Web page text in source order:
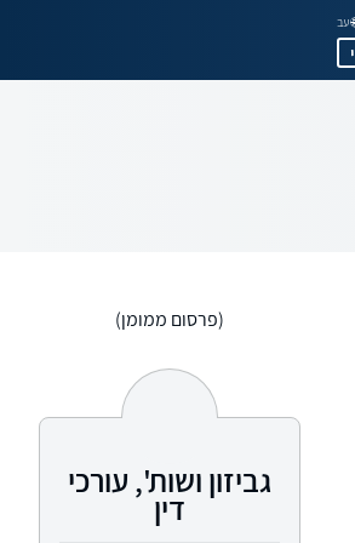
עב
(פרסום ממומן)
גביזון ושות', עורכי
דין